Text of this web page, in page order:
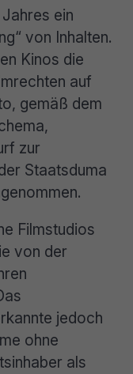
ein
von Inhalten.
Kinos die
auf
gemäß dem
zur
Staatsduma
Filmstudios
von der
jedoch
ohne
als